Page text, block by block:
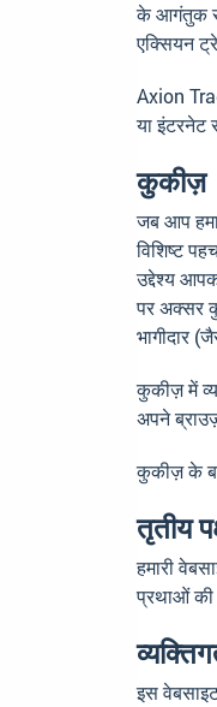
के आगंतुक से
एक्सियन
Axion
या इंटरनेट
कुकीज़
जब आप
विशिष्ट
उद्देश्य
पर अक्सर
भागीदार
कुकीज़ में
अपने
कुकीज़ के
तृतीय
हमारी
प्रथाओं की
इस